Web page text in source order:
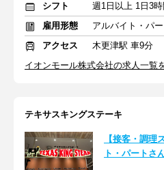
シフト
雇用形態
アルバイト・パー
アクセス
木更津駅 車9分
イオンモール株式会社の求人一覧
テキサスキングステーキ
【接客・調理
ト・パートさ